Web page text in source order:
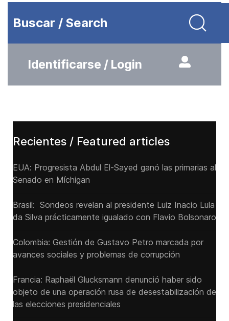
Buscar / Search
Identificarse / Login
Recientes / Featured articles
EUA: Progresista Abdul El-Sayed ganó las primarias al
Senado ‌en Míchigan
Brasil: Sondeos revelan al presidente Luiz Inacio Lula
da Silva prácticamente igualado con Flavio Bolsonaro
Colombia: Gestión de Gustavo Petro marcada por
avances sociales y problemas de corrupción
Francia: Raphaël Glucksmann denunció haber sido
objeto de una operación rusa de desestabilización de
las elecciones presidenciales